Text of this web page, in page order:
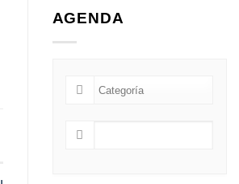
AGENDA